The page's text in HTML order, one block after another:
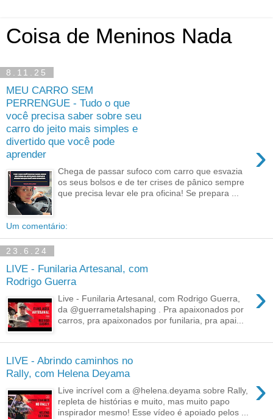
Coisa de Meninos Nada
8.11.25
MEU CARRO SEM
PERRENGUE - Tudo o que
você precisa saber sobre seu
carro do jeito mais simples e
divertido que você pode
aprender
›
Chega de passar sufoco com carro que esvazia
os seus bolsos e de ter crises de pânico sempre
que precisa levar ele pra oficina! Se prepara ...
Um comentário:
23.6.24
LIVE - Funilaria Artesanal, com
Rodrigo Guerra
›
Live - Funilaria Artesanal, com Rodrigo Guerra,
da @guerrametalshaping . Pra apaixonados por
carros, pra apaixonados por funilaria, pra apai...
LIVE - Abrindo caminhos no
Rally, com Helena Deyama
›
Live incrível com a @helena.deyama sobre Rally,
repleta de histórias e muito, mas muito papo
inspirador mesmo! Esse vídeo é apoiado pelos ...